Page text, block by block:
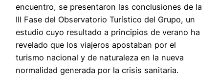
encuentro, se presentaron las conclusiones de la
III Fase del Observatorio Turístico del Grupo, un
estudio cuyo resultado a principios de verano ha
revelado que los viajeros apostaban por el
turismo nacional y de naturaleza en la nueva
normalidad generada por la crisis sanitaria.